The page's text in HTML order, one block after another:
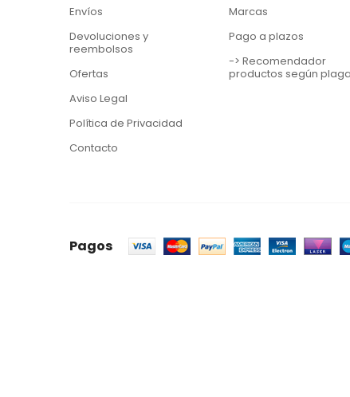
Envíos
Devoluciones y
reembolsos
Ofertas
Aviso Legal
Política de Privacidad
Contacto
Marcas
Pago a plazos
-> Recomendador
productos según plaga
Pagos